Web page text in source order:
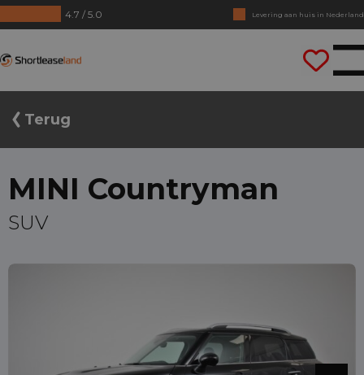
4.7 / 5.0 Levering aan huis in Nederland
Geen jaarcijfers nodig
Direct rijden
Terug
MINI Countryman
SUV